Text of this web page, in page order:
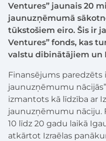
Ventures” jaunais 20
jaunuzņēmumā
tūkstošiem eiro. Šis ir
Ventures” fonds, kas
valstu dibinātājiem un
Finansējums paredzēts
jaunuzņēmumu
izmantots kā līdzība ar
jaunuzņēmumu nāciju.
10 līdz 20 gadu laikā
atkārtot Izraēlas